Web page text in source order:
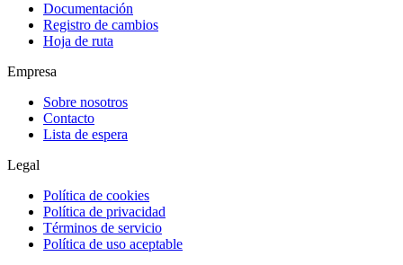
Documentación
Registro de cambios
Hoja de ruta
Empresa
Sobre nosotros
Contacto
Lista de espera
Legal
Política de cookies
Política de privacidad
Términos de servicio
Política de uso aceptable